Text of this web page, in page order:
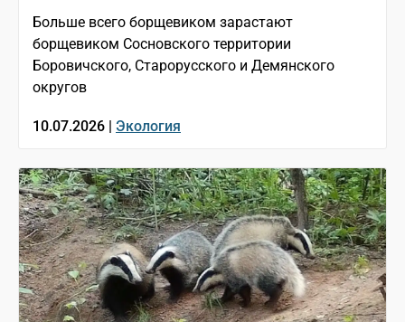
Больше всего борщевиком зарастают
борщевиком Сосновского территории
Боровичского, Старорусского и Демянского
округов
10.07.2026 | Экология